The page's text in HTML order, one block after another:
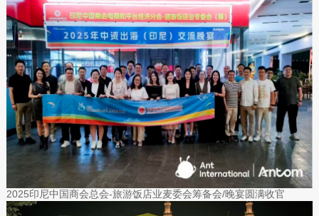
2025印尼中国商会总会-旅游饭店业麦委会筹备会/晚宴圆满收官